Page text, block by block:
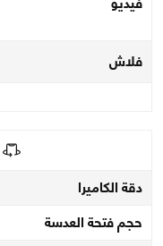
فلاش
دقة الكاميرا
حجم فتحة العدسة